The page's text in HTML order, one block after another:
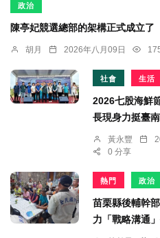
政治
陳亭妃競選總部的架構正式成立了
胡月 2026年八月09日
社會 生活
2026七股海鮮
長現身力挺臺
黃永豐
0 分享
熱門 政治
苗栗縣後輔幹
力「戰略溝通